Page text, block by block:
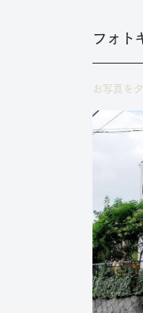
フォト
お写真を